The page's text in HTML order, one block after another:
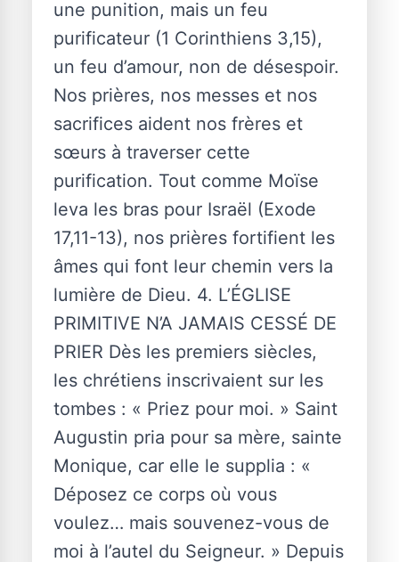
une punition, mais un feu
purificateur (1 Corinthiens 3,15),
un feu d’amour, non de désespoir.
Nos prières, nos messes et nos
sacrifices aident nos frères et
sœurs à traverser cette
purification. Tout comme Moïse
leva les bras pour Israël (Exode
17,11-13), nos prières fortifient les
âmes qui font leur chemin vers la
lumière de Dieu. 4. L’ÉGLISE
PRIMITIVE N’A JAMAIS CESSÉ DE
PRIER Dès les premiers siècles,
les chrétiens inscrivaient sur les
tombes : « Priez pour moi. » Saint
Augustin pria pour sa mère, sainte
Monique, car elle le supplia : «
Déposez ce corps où vous
voulez… mais souvenez-vous de
moi à l’autel du Seigneur. » Depuis